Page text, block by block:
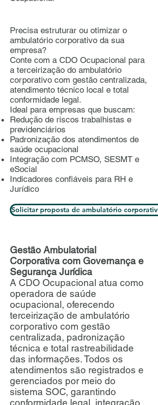
Precisa estruturar ou otimizar o
ambulatório corporativo da sua
empresa?
Conte com a CDO Ocupacional para
a terceirização do ambulatório
corporativo com gestão centralizada,
atendimento técnico local e total
conformidade legal.
Ideal para empresas que buscam:
Redução de riscos trabalhistas e
previdenciários
Padronização dos atendimentos de
saúde ocupacional
Integração com PCMSO, SESMT e
eSocial
Indicadores confiáveis para RH e
Jurídico
Solicitar proposta de ambulatório corporativo
Gestão Ambulatorial
Corporativa com Governança e
Segurança Jurídica
A CDO Ocupacional atua como
operadora de saúde
ocupacional, oferecendo
terceirização de ambulatório
corporativo com gestão
centralizada, padronização
técnica e total rastreabilidade
das informações. Todos os
atendimentos são registrados e
gerenciados por meio do
sistema SOC, garantindo
conformidade legal, integração